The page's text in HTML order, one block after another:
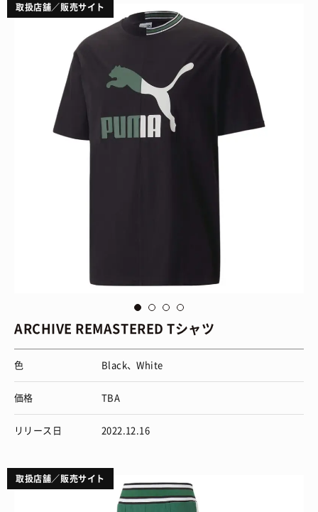
取扱店舗／販売サイト
ARCHIVE REMASTERED Tシャツ
色 Black、White
価格 TBA
リリース日 2022.12.16
取扱店舗／販売サイト